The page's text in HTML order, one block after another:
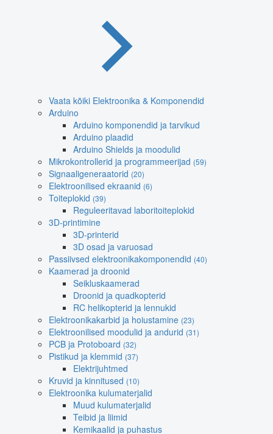
Vaata kõiki Elektroonika & Komponendid
Arduino
Arduino komponendid ja tarvikud
Arduino plaadid
Arduino Shields ja moodulid
Mikrokontrollerid ja programmeerijad (59)
Signaaligeneraatorid (20)
Elektroonilised ekraanid (6)
Toiteplokid (39)
Reguleeritavad laboritoiteplokid
3D-printimine
3D-printerid
3D osad ja varuosad
Passiivsed elektroonikakomponendid (40)
Kaamerad ja droonid
Seikluskaamerad
Droonid ja quadkopterid
RC helikopterid ja lennukid
Elektroonikakarbid ja hoiustamine (23)
Elektroonilised moodulid ja andurid (31)
PCB ja Protoboard (32)
Pistikud ja klemmid (37)
Elektrijuhtmed
Kruvid ja kinnitused (10)
Elektroonika kulumaterjalid
Muud kulumaterjalid
Teibid ja liimid
Kemikaalid ja puhastus